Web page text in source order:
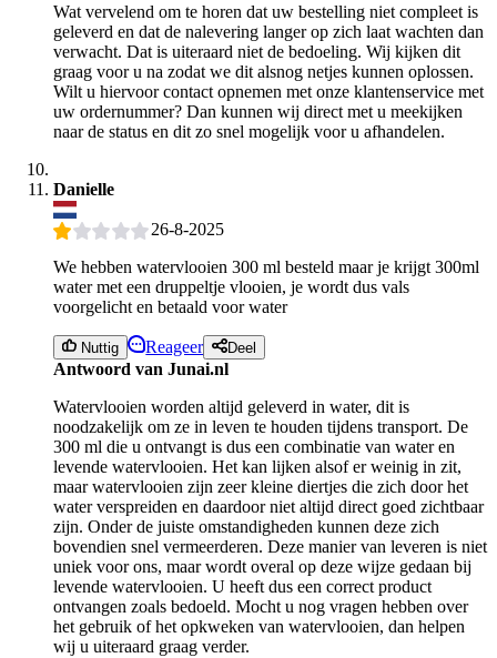
Wat vervelend om te horen dat uw bestelling niet compleet is
geleverd en dat de nalevering langer op zich laat wachten dan
verwacht. Dat is uiteraard niet de bedoeling. Wij kijken dit
graag voor u na zodat we dit alsnog netjes kunnen oplossen.
Wilt u hiervoor contact opnemen met onze klantenservice met
uw ordernummer? Dan kunnen wij direct met u meekijken
naar de status en dit zo snel mogelijk voor u afhandelen.
Danielle
26-8-2025
We hebben watervlooien 300 ml besteld maar je krijgt 300ml
water met een druppeltje vlooien, je wordt dus vals
voorgelicht en betaald voor water
Nuttig Reageer Deel
Antwoord van Junai.nl
Watervlooien worden altijd geleverd in water, dit is
noodzakelijk om ze in leven te houden tijdens transport. De
300 ml die u ontvangt is dus een combinatie van water en
levende watervlooien. Het kan lijken alsof er weinig in zit,
maar watervlooien zijn zeer kleine diertjes die zich door het
water verspreiden en daardoor niet altijd direct goed zichtbaar
zijn. Onder de juiste omstandigheden kunnen deze zich
bovendien snel vermeerderen. Deze manier van leveren is niet
uniek voor ons, maar wordt overal op deze wijze gedaan bij
levende watervlooien. U heeft dus een correct product
ontvangen zoals bedoeld. Mocht u nog vragen hebben over
het gebruik of het opkweken van watervlooien, dan helpen
wij u uiteraard graag verder.